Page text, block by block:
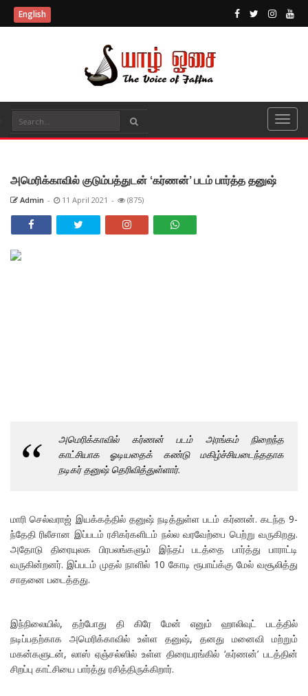
English
அமெரிக்காவில் குடும்பத்துடன் ‘கர்ணன்’ படம் பார்த்த தனுஷ்
Admin - 11 April 2021 - (875)
அமெரிக்காவில் கர்ணன் படம் அரங்கம் நிறைந்த
காட்சியாக ஓடியதைக் கண்டு மகிழ்ச்சியடைந்ததாக
நடிகர் தனுஷ் தெரிவித்துள்ளார்.
மாரி செல்வராஜ் இயக்கத்தில் தனுஷ் நடித்துள்ள படம் கர்ணன். கடந்த 9-
ந்தேதி ரிலீசான இப்படம் ரசிகர்களிடம் நல்ல வரவேற்பை பெற்று வருகிறது.
அதோடு திரையுலக பிரபலங்களும் இந்தப் படத்தை பார்த்து பாராட்டி
வருகின்றனர். இப்படம் முதல் நாளில் 10 கோடி ரூபாய்க்கு மேல் வசூலித்து
சாதனை படைத்தது.
இந்நிலையில், தற்போது தி கிரே மேன் எனும் ஹாலிவுட் படத்தில்
நடிப்பதற்காக அமெரிக்காவில் உள்ள தனுஷ், தனது மனைவி மற்றும்
மகன்களுடன், லாஸ் ஏஞ்சல்ஸில் உள்ள திரையரங்கில் ‘கர்ணன்’ படத்தின்
சிறப்பு காட்சியை பார்த்து ரசித்திருக்கிறார்.